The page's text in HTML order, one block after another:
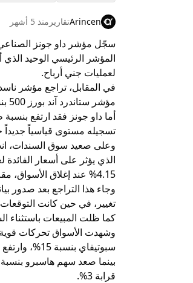
Arincenتقارير منذ 5 أشهر
سجّل مؤشر داو جونز الصناعي
المؤشر الرئيسي الوحيد
لعمليات جني أرباح.
مؤشر ستاندرد آند بورز 500 بنسبة 0.3%، لينهي كلاهما سلسلة مكاسب استمرت جلستين.
تسجيله مستوى قياسياً جديداً
الذي يؤثر على أسعار
4.15% عند إغلاق الأسواق، مقارنة بـ 4.21% في جلسة يوم الاثنين.
وجاء هذا التراجع بعد صدور
تغيير، في حين كانت التوقعات
كما ظلت المبيعات باستثناء
وشهدت الأسواق تحركات
سبوتيفاي بنسبة 15%، وارتفع سهم كريدو تكنولوجي جروب بنحو 9%.
قرابة 3%.